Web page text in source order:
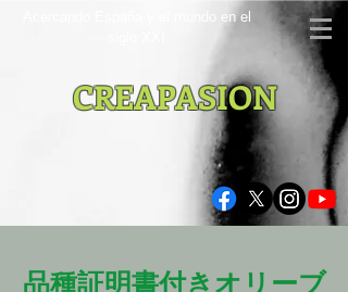
Acercando España y el mundo en el
CREAPASION